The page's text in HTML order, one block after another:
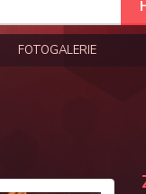
FOTOGALERIE